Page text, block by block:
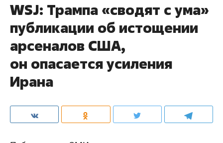
WSJ: Трампа «сводят с ума»
публикации об истощении
арсеналов США,
он опасается усиления
Ирана